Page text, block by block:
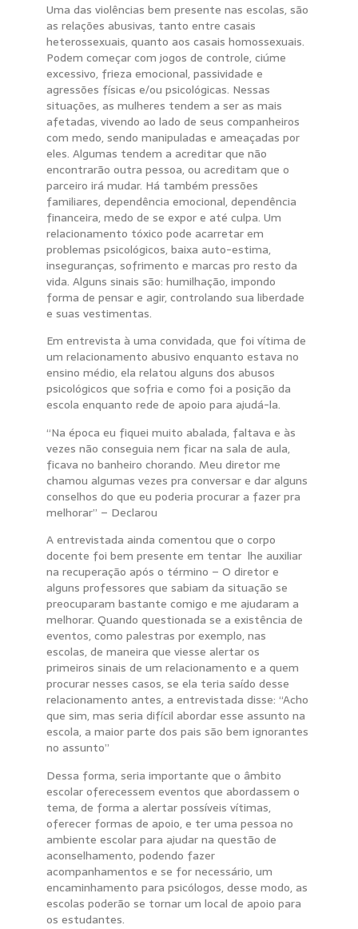
Uma das violências bem presente nas escolas, são
as relações abusivas, tanto entre casais
heterossexuais, quanto aos casais homossexuais.
Podem começar com jogos de controle, ciúme
excessivo, frieza emocional, passividade e
agressões físicas e/ou psicológicas. Nessas
situações, as mulheres tendem a ser as mais
afetadas, vivendo ao lado de seus companheiros
com medo, sendo manipuladas e ameaçadas por
eles. Algumas tendem a acreditar que não
encontrarão outra pessoa, ou acreditam que o
parceiro irá mudar. Há também pressões
familiares, dependência emocional, dependência
financeira, medo de se expor e até culpa. Um
relacionamento tóxico pode acarretar em
problemas psicológicos, baixa auto-estima,
inseguranças, sofrimento e marcas pro resto da
vida. Alguns sinais são: humilhação, impondo
forma de pensar e agir, controlando sua liberdade
e suas vestimentas.
Em entrevista à uma convidada, que foi vítima de
um relacionamento abusivo enquanto estava no
ensino médio, ela relatou alguns dos abusos
psicológicos que sofria e como foi a posição da
escola enquanto rede de apoio para ajudá-la.
“Na época eu fiquei muito abalada, faltava e às
vezes não conseguia nem ficar na sala de aula,
ficava no banheiro chorando. Meu diretor me
chamou algumas vezes pra conversar e dar alguns
conselhos do que eu poderia procurar a fazer pra
melhorar” – Declarou
A entrevistada ainda comentou que o corpo
docente foi bem presente em tentar lhe auxiliar
na recuperação após o término – O diretor e
alguns professores que sabiam da situação se
preocuparam bastante comigo e me ajudaram a
melhorar. Quando questionada se a existência de
eventos, como palestras por exemplo, nas
escolas, de maneira que viesse alertar os
primeiros sinais de um relacionamento e a quem
procurar nesses casos, se ela teria saído desse
relacionamento antes, a entrevistada disse: “Acho
que sim, mas seria difícil abordar esse assunto na
escola, a maior parte dos pais são bem ignorantes
no assunto”
Dessa forma, seria importante que o âmbito
escolar oferecessem eventos que abordassem o
tema, de forma a alertar possíveis vítimas,
oferecer formas de apoio, e ter uma pessoa no
ambiente escolar para ajudar na questão de
aconselhamento, podendo fazer
acompanhamentos e se for necessário, um
encaminhamento para psicólogos, desse modo, as
escolas poderão se tornar um local de apoio para
os estudantes.